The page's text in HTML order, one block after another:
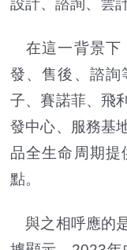
在這一背景下
發、售後、諮詢
子、賽諾菲、飛
發中心、服務基
品全生命周期
點。
與之相呼應的